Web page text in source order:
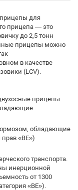
для
прицепа — это
до 2,5 тонн
прицепы можно
в качестве
(LCV).
прицепы
обладающие
«BE»)
транспорта.
инерционной
от 1300
«BE»).